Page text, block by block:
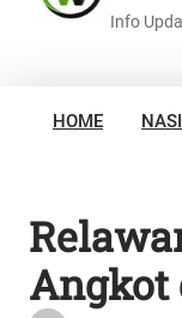
Info
HOME
Angkot